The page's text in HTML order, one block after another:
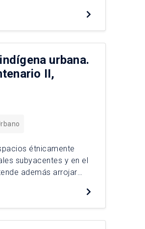
urbana.
II,
étnicamente
subyacentes y en el
además arrojar